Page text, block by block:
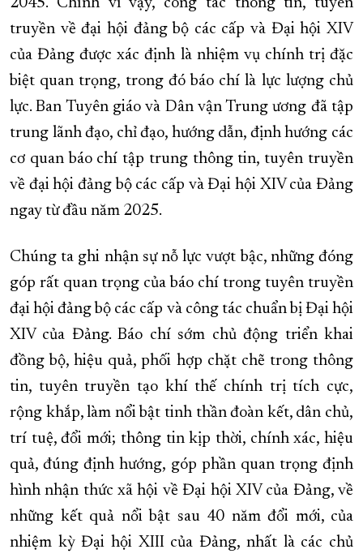
2045. Chính vì vậy, công tác thông tin, tuyên
truyền về đại hội đảng bộ các cấp và Đại hội XIV
của Đảng được xác định là nhiệm vụ chính trị đặc
biệt quan trọng, trong đó báo chí là lực lượng chủ
lực. Ban Tuyên giáo và Dân vận Trung ương đã tập
trung lãnh đạo, chỉ đạo, hướng dẫn, định hướng các
cơ quan báo chí tập trung thông tin, tuyên truyền
về đại hội đảng bộ các cấp và Đại hội XIV của Đảng
ngay từ đầu năm 2025.
Chúng ta ghi nhận sự nỗ lực vượt bậc, những đóng
góp rất quan trọng của báo chí trong tuyên truyền
đại hội đảng bộ các cấp và công tác chuẩn bị Đại hội
XIV của Đảng. Báo chí sớm chủ động triển khai
đồng bộ, hiệu quả, phối hợp chặt chẽ trong thông
tin, tuyên truyền tạo khí thế chính trị tích cực,
rộng khắp, làm nổi bật tinh thần đoàn kết, dân chủ,
trí tuệ, đổi mới; thông tin kịp thời, chính xác, hiệu
quả, đúng định hướng, góp phần quan trọng định
hình nhận thức xã hội về Đại hội XIV của Đảng, về
những kết quả nổi bật sau 40 năm đổi mới, của
nhiệm kỳ Đại hội XIII của Đảng, nhất là các chủ